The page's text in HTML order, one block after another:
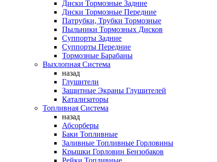
Диски Тормозные Задние
Диски Тормозные Передние
Патрубки, Трубки Тормозные
Пыльники Тормозных Дисков
Суппорты Задние
Суппорты Передние
Тормозные Барабаны
Выхлопная Система
назад
Глушители
Защитные Экраны Глушителей
Катализаторы
Топливная Система
назад
Абсорберы
Баки Топливные
Заливные Топливные Горловины
Крышки Горловин Бензобаков
Рейки Топливные